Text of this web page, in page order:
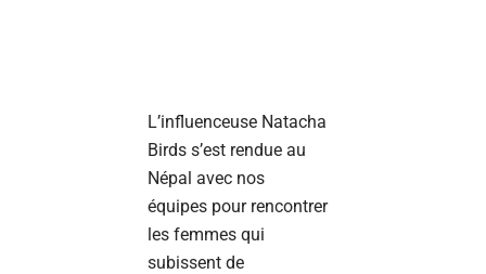
L’influenceuse Natacha
Birds s’est rendue au
Népal avec nos
équipes pour rencontrer
les femmes qui
subissent de